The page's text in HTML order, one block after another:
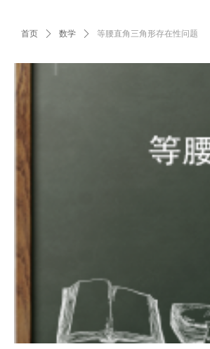
首页 ꄲ 数学 ꄲ 等腰直角三角形存在性问题